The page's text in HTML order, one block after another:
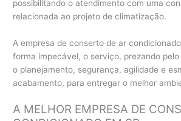
possibilitando o atendimento com uma
relacionada ao projeto de climatização.
A empresa de conserto de ar
forma impecável, o serviço, prezando
o planejamento, segurança, agilidade e
acabamento, para entregar o melhor
A MELHOR EMPRESA DE